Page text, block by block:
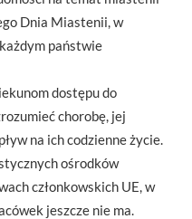
Dnia Miastenii, w
państwie
dostępu do
chorobę, jej
na ich codzienne życie.
ośrodków
członkowskich UE, w
jeszcze nie ma.